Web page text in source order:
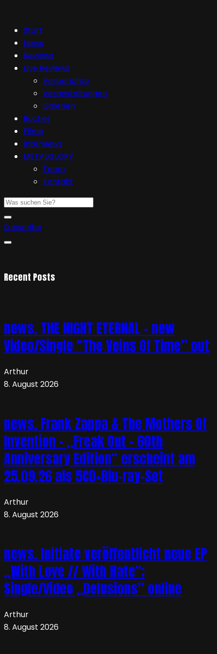
Start
News
Reviews
Live Reviews
Vorberichte
Veranstaltungen
Galerien
Bücher
Filme
Interviews
METALGLORY
Team
Kontakt
Subscribe
Recent Posts
news. THE NIGHT ETERNAL – new
Video/Single “The Veins Of Time” out
Arthur
8. August 2026
news. Frank Zappa & The Mothers Of
Invention – „Freak Out – 60th
Anniversary Edition“ erscheint am
25.09.26 als 5CD+Blu-ray-Set
Arthur
8. August 2026
news. Initiate veröffentlicht neue EP
„With Love // With Hate“;
Single/Video „Delusions” online
Arthur
8. August 2026